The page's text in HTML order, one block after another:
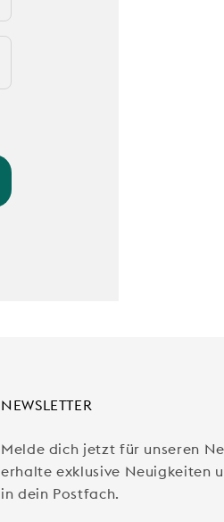
NEWSLETTER
Melde dich jetzt für unseren
erhalte exklusive Neuigkeiten
in dein Postfach.